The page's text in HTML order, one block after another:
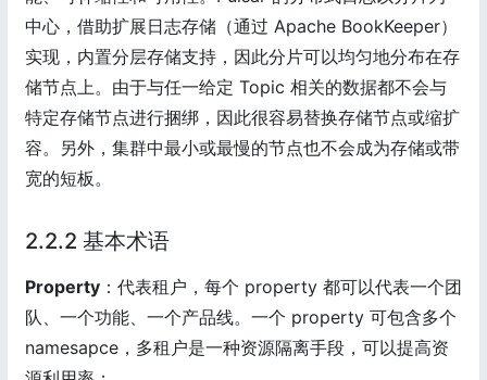
中心，借助扩展日志存储（通过 Apache BookKeeper）
实现，内置分层存储支持，因此分片可以均匀地分布在存
储节点上。由于与任一给定 Topic 相关的数据都不会与
特定存储节点进行捆绑，因此很容易替换存储节点或缩扩
容。另外，集群中最小或最慢的节点也不会成为存储或带
宽的短板。
2.2.2 基本术语
Property ：代表租户，每个 property 都可以代表一个团
队、一个功能、一个产品线。一个 property 可包含多个
namesapce，多租户是一种资源隔离手段，可以提高资